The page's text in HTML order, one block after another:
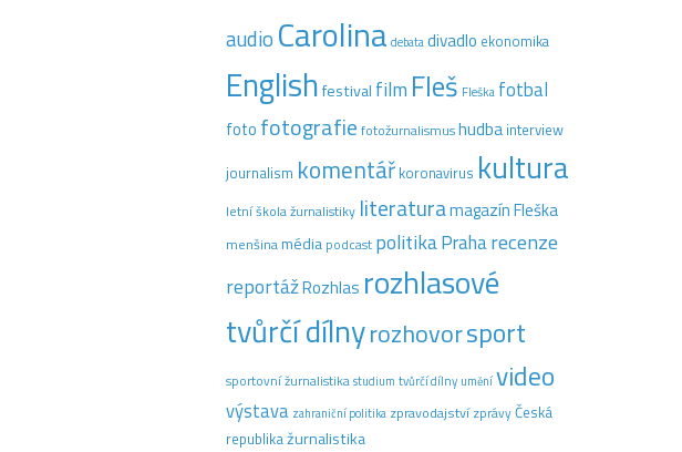
audio Carolina debatadivadlo ekonomika
Englishfestival film Fleš Fleška fotbal
foto fotografie fotožurnalismushudba interview
journalism komentář koronavirus kultura
letní škola žurnalistiky literaturamagazín Fleška
menšinamédia podcast politikaPraharecenze
reportážRozhlas rozhlasové
tvůrčí dílnyrozhovorsport
sportovní žurnalistikastudium tvůrčí dílny uměnívideo
výstava zahraniční politika zpravodajství zprávyČeská
republikažurnalistika